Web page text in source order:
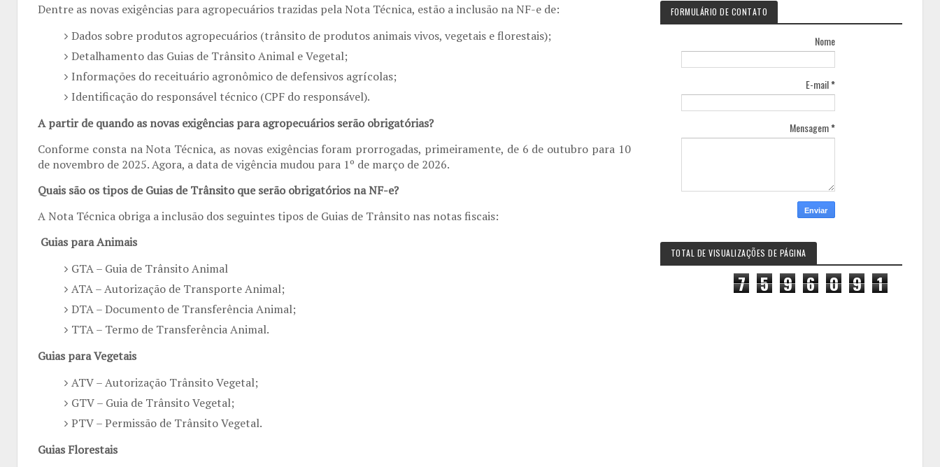
Dentre as novas exigências para agropecuários trazidas pela Nota Técnica, estão a inclusão na NF-e de:
Dados sobre produtos agropecuários (trânsito de produtos animais vivos, vegetais e florestais);
Detalhamento das Guias de Trânsito Animal e Vegetal;
Informações do receituário agronômico de defensivos agrícolas;
Identificação do responsável técnico (CPF do responsável).
A partir de quando as novas exigências para agropecuários serão obrigatórias?
Conforme consta na Nota Técnica, as novas exigências foram prorrogadas, primeiramente, de 6 de outubro para 10
de novembro de 2025. Agora, a data de vigência mudou para 1º de março de 2026.
Quais são os tipos de Guias de Trânsito que serão obrigatórios na NF-e?
A Nota Técnica obriga a inclusão dos seguintes tipos de Guias de Trânsito nas notas fiscais:
Guias para Animais
GTA – Guia de Trânsito Animal
ATA – Autorização de Transporte Animal;
DTA – Documento de Transferência Animal;
TTA – Termo de Transferência Animal.
Guias para Vegetais
ATV – Autorização Trânsito Vegetal;
GTV – Guia de Trânsito Vegetal;
PTV – Permissão de Trânsito Vegetal.
Guias Florestais
FORMULÁRIO DE CONTATO
Nome
E-mail*
Mensagem*
TOTAL DE VISUALIZAÇÕES DE PÁGINA
7 5 9 6 0 9 1